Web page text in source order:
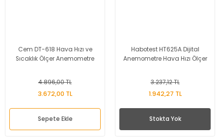
Cem DT-618 Hava Hızı ve
Sıcaklık Ölçer Anemometre
4.896,00 TL
3.672,00 TL
Sepete Ekle
Habotest HT625A Dijital
Anemometre Hava Hızı Ölçer
3.237,12 TL
1.942,27 TL
Stokta Yok